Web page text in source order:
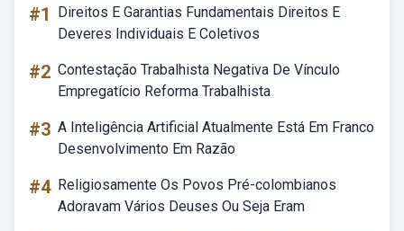
#1
Direitos E Garantias Fundamentais Direitos E
Deveres Individuais E Coletivos
#2 Contestação Trabalhista Negativa De Vínculo
Empregatício Reforma Trabalhista
#3 A Inteligência Artificial Atualmente Está Em Franco
Desenvolvimento Em Razão
#4 Religiosamente Os Povos Pré-colombianos
Adoravam Vários Deuses Ou Seja Eram